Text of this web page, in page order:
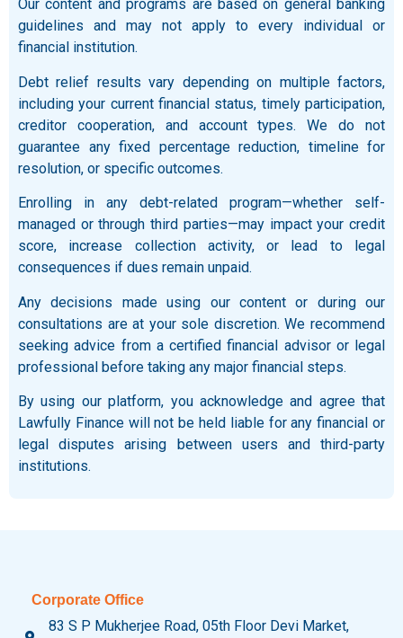
Our content and programs are based on general banking
guidelines and may not apply to every individual or
financial institution.
Debt relief results vary depending on multiple factors,
including your current financial status, timely participation,
creditor cooperation, and account types. We do not
guarantee any fixed percentage reduction, timeline for
resolution, or specific outcomes.
Enrolling in any debt-related program—whether self-
managed or through third parties—may impact your credit
score, increase collection activity, or lead to legal
consequences if dues remain unpaid.
Any decisions made using our content or during our
consultations are at your sole discretion. We recommend
seeking advice from a certified financial advisor or legal
professional before taking any major financial steps.
By using our platform, you acknowledge and agree that
Lawfully Finance will not be held liable for any financial or
legal disputes arising between users and third-party
institutions.
Corporate Office
83 S P Mukherjee Road, 05th Floor Devi Market,